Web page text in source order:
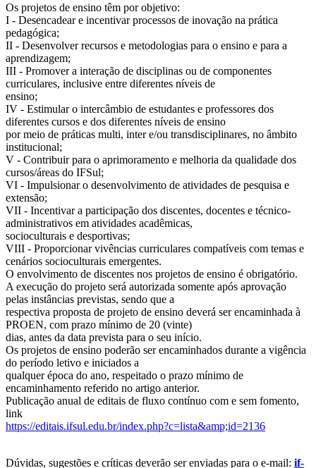
Os projetos de ensino têm por objetivo:
I - Desencadear e incentivar processos de inovação na prática
pedagógica;
II - Desenvolver recursos e metodologias para o ensino e para a
aprendizagem;
III - Promover a interação de disciplinas ou de componentes
curriculares, inclusive entre diferentes níveis de
ensino;
IV - Estimular o intercâmbio de estudantes e professores dos
diferentes cursos e dos diferentes níveis de ensino
por meio de práticas multi, inter e/ou transdisciplinares, no âmbito
institucional;
V - Contribuir para o aprimoramento e melhoria da qualidade dos
cursos/áreas do IFSul;
VI - Impulsionar o desenvolvimento de atividades de pesquisa e
extensão;
VII - Incentivar a participação dos discentes, docentes e técnico-
administrativos em atividades acadêmicas,
socioculturais e desportivas;
VIII - Proporcionar vivências curriculares compatíveis com temas e
cenários socioculturais emergentes.
O envolvimento de discentes nos projetos de ensino é obrigatório.
A execução do projeto será autorizada somente após aprovação
pelas instâncias previstas, sendo que a
respectiva proposta de projeto de ensino deverá ser encaminhada à
PROEN, com prazo mínimo de 20 (vinte)
dias, antes da data prevista para o seu início.
Os projetos de ensino poderão ser encaminhados durante a vigência
do período letivo e iniciados a
qualquer época do ano, respeitado o prazo mínimo de
encaminhamento referido no artigo anterior.
Publicação anual de editais de fluxo contínuo com e sem fomento,
link
https://editais.ifsul.edu.br/index.php?c=lista&amp;id=2136
Dúvidas, sugestões e críticas deverão ser enviadas para o e-mail: if-